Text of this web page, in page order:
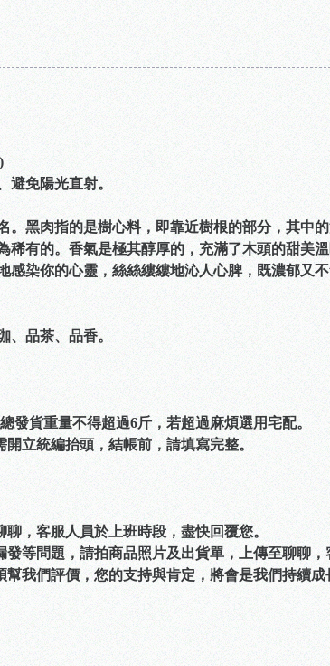
避免陽光直射。
。黑肉指的是樹心料，即靠近樹根的部分，其中
稀有的。香氣是極其醇厚的，充滿了木頭的甜美
感染你的心靈，絲絲縷縷地沁人心脾，既濃郁又
、品茶、品香。
發貨重量不得超過6斤，若超過麻煩選用宅配。
立統編抬頭，結帳前，請填寫完整。
，客服人員於上班時段，盡快回覆您。
等問題，請拍商品照片及出貨單，上傳至聊聊
幫我們評價，您的支持與肯定，將會是我們持續